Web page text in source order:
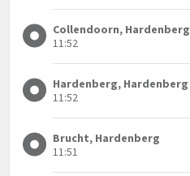
Collendoorn, Hardenberg
11:52
Hardenberg, Hardenberg
11:52
Brucht, Hardenberg
11:51